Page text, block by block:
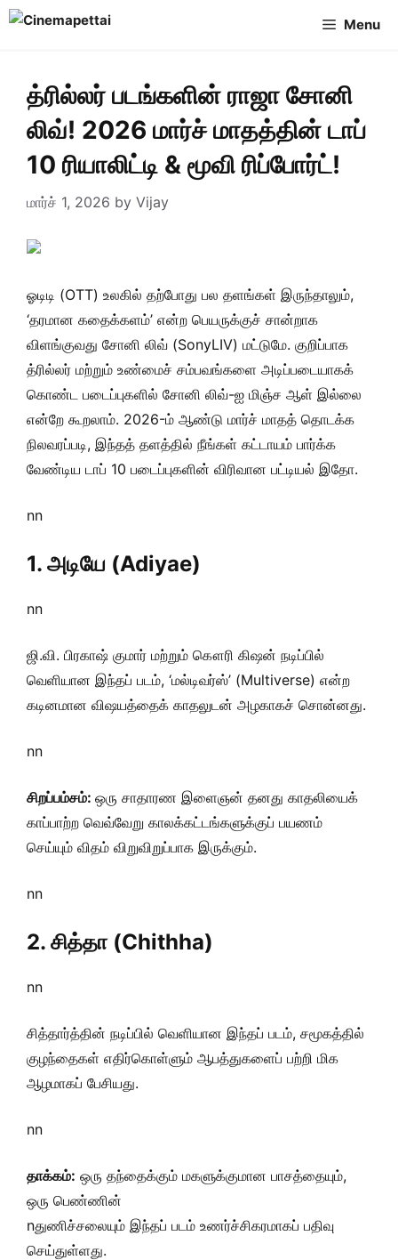
Skip
Menu
த்ரில்லர் படங்களின் ராஜா சோனி
லிவ்! 2026 மார்ச் மாதத்தின் டாப்
10 ரியாலிட்டி & மூவி ரிப்போர்ட்!
மார்ச் 1, 2026 by Vijay
ஓடிடி (OTT) உலகில் தற்போது பல தளங்கள் இருந்தாலும்,
‘தரமான கதைக்களம்’ என்ற பெயருக்குச் சான்றாக
விளங்குவது சோனி லிவ் (SonyLIV) மட்டுமே. குறிப்பாக
த்ரில்லர் மற்றும் உண்மைச் சம்பவங்களை அடிப்படையாகக்
கொண்ட படைப்புகளில் சோனி லிவ்-ஐ மிஞ்ச ஆள் இல்லை
என்றே கூறலாம். 2026-ம் ஆண்டு மார்ச் மாதத் தொடக்க
நிலவரப்படி, இந்தத் தளத்தில் நீங்கள் கட்டாயம் பார்க்க
வேண்டிய டாப் 10 படைப்புகளின் விரிவான பட்டியல் இதோ.
nn
1. அடியே (Adiyae)
nn
ஜி.வி. பிரகாஷ் குமார் மற்றும் கௌரி கிஷன் நடிப்பில்
வெளியான இந்தப் படம், ‘மல்டிவர்ஸ்’ (Multiverse) என்ற
கடினமான விஷயத்தைக் காதலுடன் அழகாகச் சொன்னது.
nn
சிறப்பம்சம்: ஒரு சாதாரண இளைஞன் தனது காதலியைக்
காப்பாற்ற வெவ்வேறு காலக்கட்டங்களுக்குப் பயணம்
செய்யும் விதம் விறுவிறுப்பாக இருக்கும்.
nn
2. சித்தா (Chithha)
nn
சித்தார்த்தின் நடிப்பில் வெளியான இந்தப் படம், சமூகத்தில்
குழந்தைகள் எதிர்கொள்ளும் ஆபத்துகளைப் பற்றி மிக
ஆழமாகப் பேசியது.
nn
தாக்கம்: ஒரு தந்தைக்கும் மகளுக்குமான பாசத்தையும்,
ஒரு பெண்ணின்
nதுணிச்சலையும் இந்தப் படம் உணர்ச்சிகரமாகப் பதிவு
செய்துள்ளது.